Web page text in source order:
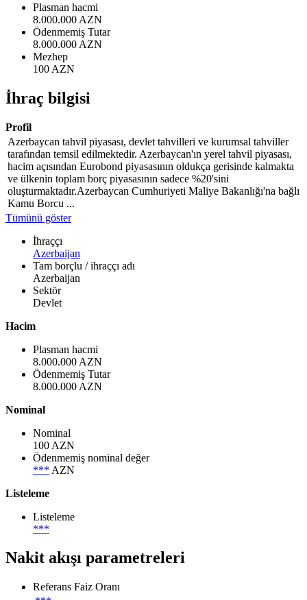
Plasman hacmi
8.000.000 AZN
Ödenmemiş Tutar
8.000.000 AZN
Mezhep
100 AZN
İhraç bilgisi
Profil
Azerbaycan tahvil piyasası, devlet tahvilleri ve kurumsal tahviller
tarafından temsil edilmektedir. Azerbaycan'ın yerel tahvil piyasası,
hacim açısından Eurobond piyasasının oldukça gerisinde kalmakta
ve ülkenin toplam borç piyasasının sadece %20'sini
oluşturmaktadır.Azerbaycan Cumhuriyeti Maliye Bakanlığı'na bağlı
Kamu Borcu ...
Tümünü göster
İhraççı
Azerbaijan
Tam borçlu / ihraççı adı
Azerbaijan
Sektör
Devlet
Hacim
Plasman hacmi
8.000.000 AZN
Ödenmemiş Tutar
8.000.000 AZN
Nominal
Nominal
100 AZN
Ödenmemiş nominal değer
*** AZN
Listeleme
Listeleme
***
Nakit akışı parametreleri
Referans Faiz Oranı